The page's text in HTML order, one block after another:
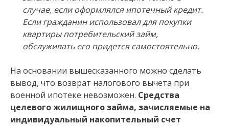
случае, если оформлялся ипотечный кредит.
Если гражданин использовал для покупки
квартиры потребительский займ,
обслуживать его придется самостоятельно.
На основании вышесказанного можно сделать
вывод, что возврат налогового вычета при
военной ипотеке невозможен. Средства
целевого жилищного займа, зачисляемые на
индивидуальный накопительный счет